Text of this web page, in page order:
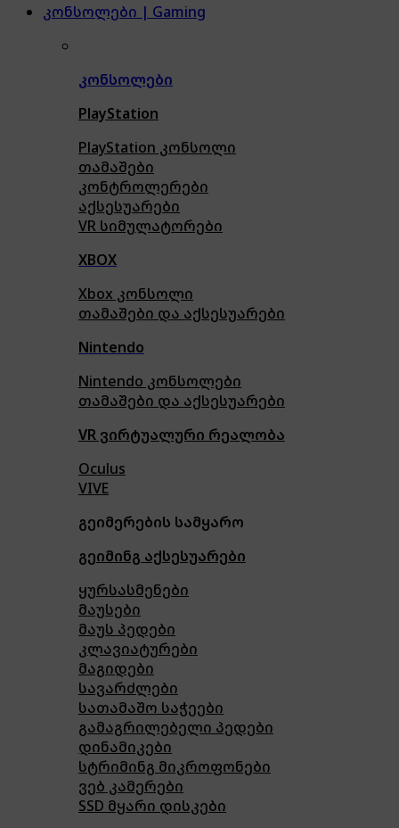
კონსოლები | Gaming
კონსოლები
PlayStation
PlayStation კონსოლი
თამაშები
კონტროლერები
აქსესუარები
VR სიმულატორები
XBOX
Xbox კონსოლი
თამაშები და აქსესუარები
Nintendo
Nintendo კონსოლები
თამაშები და აქსესუარები
VR ვირტუალური რეალობა
Oculus
VIVE
გეიმერების სამყარო
გეიმინგ აქსესუარები
ყურსასმენები
მაუსები
მაუს პედები
კლავიატურები
მაგიდები
სავარძლები
სათამაშო საჭეები
გამაგრილებელი პედები
დინამიკები
სტრიმინგ მიკროფონები
ვებ კამერები
SSD მყარი დისკები